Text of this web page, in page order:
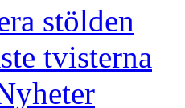
stölden
tvisterna